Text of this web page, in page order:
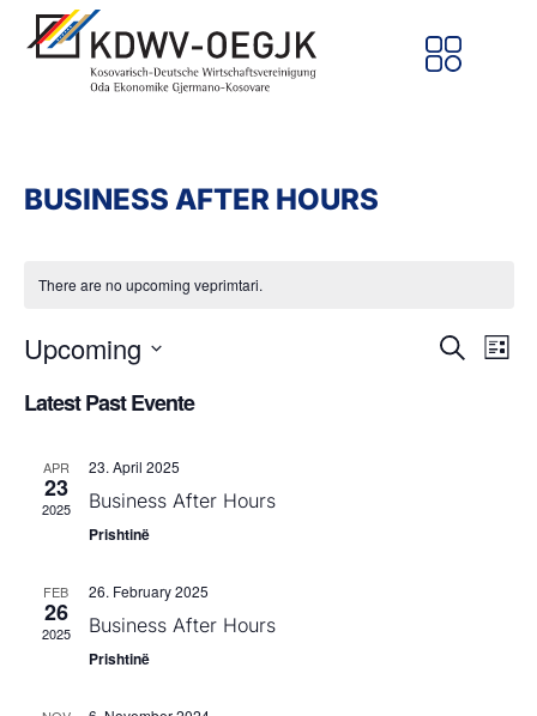
BUSINESS AFTER HOURS
There are no upcoming veprimtari.
Evente
Search
Kërko List
Upcoming
date.
Latest Past Evente
APR
23
2025
23. April 2025
Business After Hours
Prishtinë
FEB
26
2025
26. February 2025
Business After Hours
Prishtinë